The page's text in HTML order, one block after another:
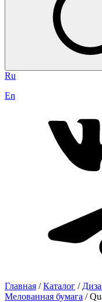
Ru
En
Главная / Каталог /
Мелованная бумага /